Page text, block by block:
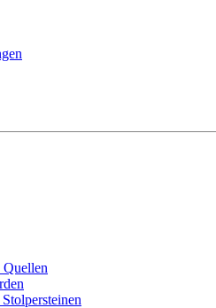
Quellen